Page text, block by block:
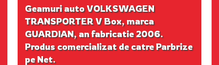
Geamuri auto VOLKSWAGEN
TRANSPORTER V Box, marca
GUARDIAN, an fabricatie 2006.
Produs comercializat de catre Parbrize
pe Net.